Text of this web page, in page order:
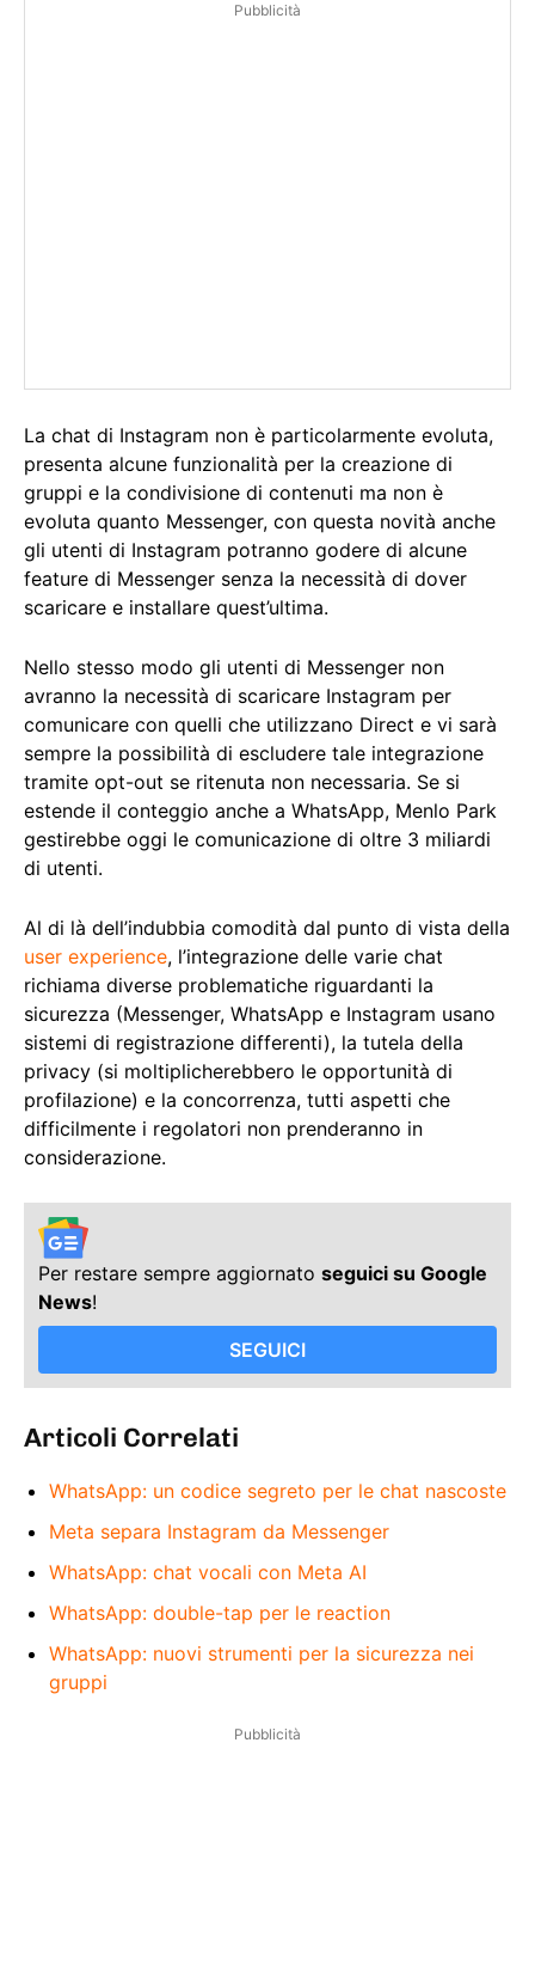
Pubblicità
La chat di Instagram non è particolarmente evoluta,
presenta alcune funzionalità per la creazione di
gruppi e la condivisione di contenuti ma non è
evoluta quanto Messenger, con questa novità anche
gli utenti di Instagram potranno godere di alcune
feature di Messenger senza la necessità di dover
scaricare e installare quest’ultima.
Nello stesso modo gli utenti di Messenger non
avranno la necessità di scaricare Instagram per
comunicare con quelli che utilizzano Direct e vi sarà
sempre la possibilità di escludere tale integrazione
tramite opt-out se ritenuta non necessaria. Se si
estende il conteggio anche a WhatsApp, Menlo Park
gestirebbe oggi le comunicazione di oltre 3 miliardi
di utenti.
Al di là dell’indubbia comodità dal punto di vista della
user experience, l’integrazione delle varie chat
richiama diverse problematiche riguardanti la
sicurezza (Messenger, WhatsApp e Instagram usano
sistemi di registrazione differenti), la tutela della
privacy (si moltiplicherebbero le opportunità di
profilazione) e la concorrenza, tutti aspetti che
difficilmente i regolatori non prenderanno in
considerazione.
Per restare sempre aggiornato seguici su Google
News!
SEGUICI
Articoli Correlati
WhatsApp: un codice segreto per le chat nascoste
Meta separa Instagram da Messenger
WhatsApp: chat vocali con Meta AI
WhatsApp: double-tap per le reaction
WhatsApp: nuovi strumenti per la sicurezza nei
gruppi
Pubblicità